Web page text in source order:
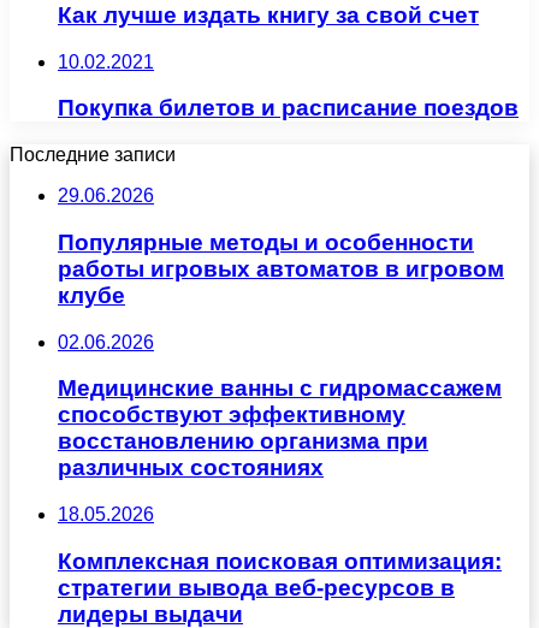
Как лучше издать книгу за свой счет
10.02.2021
Покупка билетов и расписание поездов
Последние записи
29.06.2026
Популярные методы и особенности
работы игровых автоматов в игровом
клубе
02.06.2026
Медицинские ванны с гидромассажем
способствуют эффективному
восстановлению организма при
различных состояниях
18.05.2026
Комплексная поисковая оптимизация:
стратегии вывода веб-ресурсов в
лидеры выдачи